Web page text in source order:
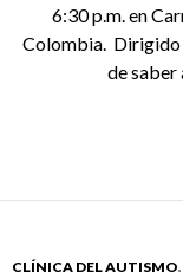
6:30 p.m. en
Colombia. Dirigido
de saber
CLÍNICA DEL AUTISMO,